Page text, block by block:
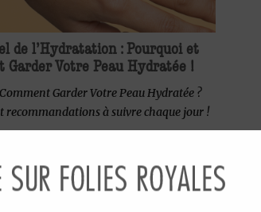
de l’Hydratation : Pourquoi et
Garder Votre Peau Hydratée !
Garder Votre Peau Hydratée ?
recommandations à suivre chaque jour !
SUR FOLIES ROYALES